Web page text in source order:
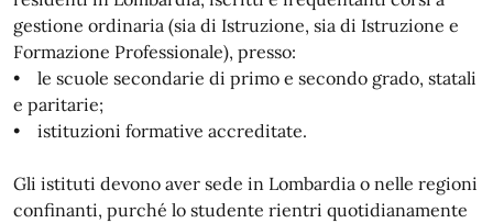
gestione ordinaria (sia di Istruzione, sia di Istruzione e
Formazione Professionale), presso:
• le scuole secondarie di primo e secondo grado, statali
e paritarie;
• istituzioni formative accreditate.
Gli istituti devono aver sede in Lombardia o nelle regioni
confinanti, purché lo studente rientri quotidianamente